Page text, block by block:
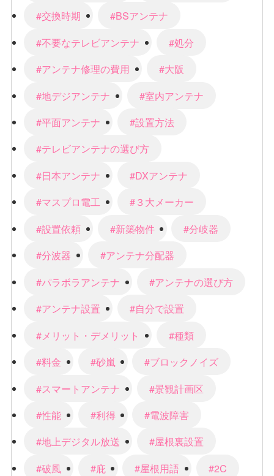
#交換時期
#BSアンテナ
#不要なテレビアンテナ
#処分
#アンテナ修理の費用
#大阪
#地デジアンテナ
#室内アンテナ
#平面アンテナ
#設置方法
#テレビアンテナの選び方
#日本アンテナ
#DXアンテナ
#マスプロ電工
#３大メーカー
#設置依頼
#新築物件
#分岐器
#分波器
#アンテナ分配器
#パラボラアンテナ
#アンテナの選び方
#アンテナ設置
#自分で設置
#メリット・デメリット
#種類
#料金
#砂嵐
#ブロックノイズ
#スマートアンテナ
#景観計画区
#性能
#利得
#電波障害
#地上デジタル放送
#屋根裏設置
#破風
#庇 #屋根用語
#2C